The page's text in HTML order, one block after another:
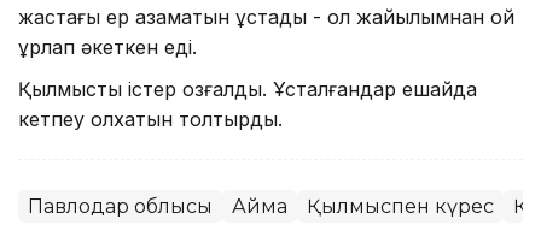
жастағы ер азаматын ұстады - ол жайылымнан қой
ұрлап әкеткен еді.
Қылмыстық істер қозғалды. Ұсталғандар ешқайда
кетпеу қолхатын толтырды.
Павлодар облысы Аймақ Қылмыспен күрес